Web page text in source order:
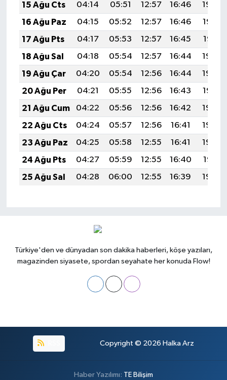
15 Ağu Cts
04:14 05:51 12:57 16:46
19:54
16 Ağu Paz
04:15 05:52 12:57 16:46
19:53
17 Ağu Pts
04:17 05:53 12:57 16:45
19:51
18 Ağu Sal
04:18 05:54 12:57 16:44
19:50
19 Ağu Çar
04:20 05:54 12:56 16:44
19:48
20 Ağu Per
04:21 05:55 12:56 16:43
19:47
21 Ağu Cum
04:22 05:56 12:56 16:42
19:46
22 Ağu Cts
04:24 05:57 12:56 16:41
19:44
23 Ağu Paz
04:25 05:58 12:55 16:41
19:43
24 Ağu Pts
04:27 05:59 12:55 16:40
19:41
25 Ağu Sal
04:28 06:00 12:55 16:39 19:40
Türkiye'den ve dünyadan son dakika haberleri, köşe yazıları,
magazinden siyasete, spordan seyahate her konuda Flow!
Copyright © 2026 Halka Arz
Haber Yazılımı: TE Bilişim